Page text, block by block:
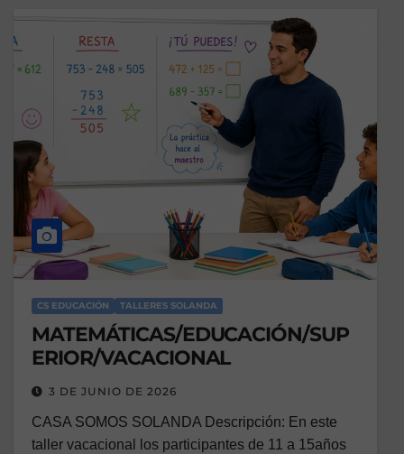
CS EDUCACIÓN TALLERES SOLANDA
MATEMÁTICAS/EDUCACIÓN/SUP
ERIOR/VACACIONAL
3 DE JUNIO DE 2026
CASA SOMOS SOLANDA Descripción: En este
taller vacacional los participantes de 11 a 15años